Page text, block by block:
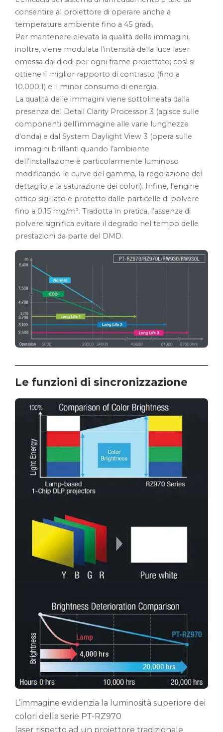
consentire al proiettore di operare anche a
temperature ambiente fino a 45 gradi.
Per mantenere elevata la qualità delle immagini,
inoltre, viene modulata l’intensità della luce laser
emessa dai diodi per ogni frame proiettato; così si
ottiene il miglior rapporto di contrasto (fino a
10.000:1) e il minor consumo di energia.
La qualità delle immagini viene sottolineata dalla
presenza del Detail Clarity Processor 3 (agisce sulle
componenti dell’immagine alle varie lunghezze
d’onda) e dal System Daylight View 3 (opera sulle
immagini brillanti quando l’ambiente
dell’installazione è particolarmente luminoso
modificando le curve del gamma, la regolazione del
dettaglio e la saturazione dei colori). Infine, l’engine
ottico sigillato e protetto dalle particelle di polvere
fino a 0,15 mg/m². Tradotta in pratica, l’assenza di
polvere significa evitare il degrado nel tempo delle
prestazioni da parte del DMD.
Le funzioni di sincronizzazione
L’immagine evidenzia la luminosità superiore dei
colori della serie PT-RZ970
laser rispetto ad un proiettore tradizionale